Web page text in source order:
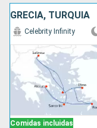
GRECIA, TURQUÍA
Comidas incluidas
Celebrity Infinity